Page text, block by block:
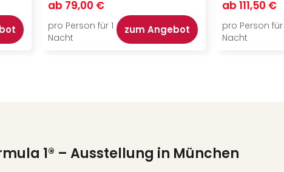
ab 79,00 €
pro Person für 1
Nacht
zum Angebot
ab 111,50 €
pro Person für
Nacht
1® – Ausstellung in München